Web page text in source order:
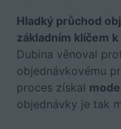
Hladký průchod
základním klíčem
Dubina věnoval
objednávkovému
proces získal
objednávky je tak